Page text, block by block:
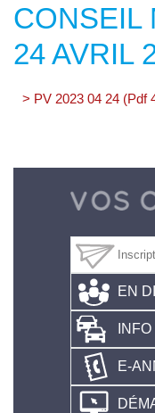
CONSEIL
24 AVRIL
> PV 2023 04 24 (Pdf
EN
E-